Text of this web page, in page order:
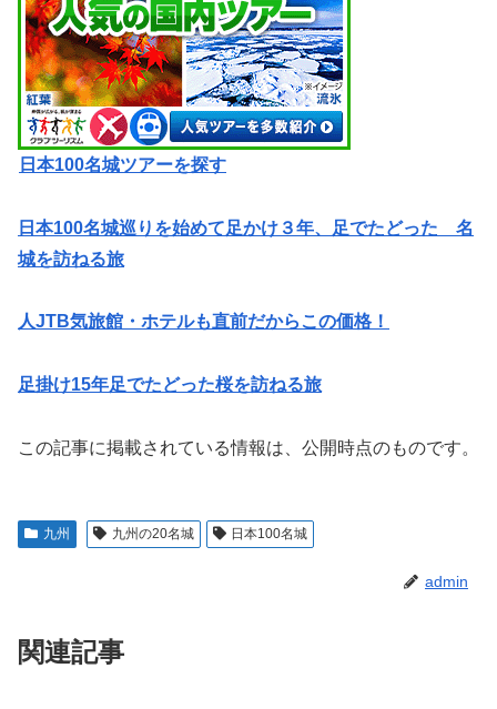
日本100名城ツアーを探す
日本100名城巡りを始めて足かけ３年、足でたどった 名
城を訪ねる旅
人JTB気旅館・ホテルも直前だからこの価格！
足掛け15年足でたどった桜を訪ねる旅
この記事に掲載されている情報は、公開時点のものです。
九州 九州の20名城 日本100名城
admin
関連記事